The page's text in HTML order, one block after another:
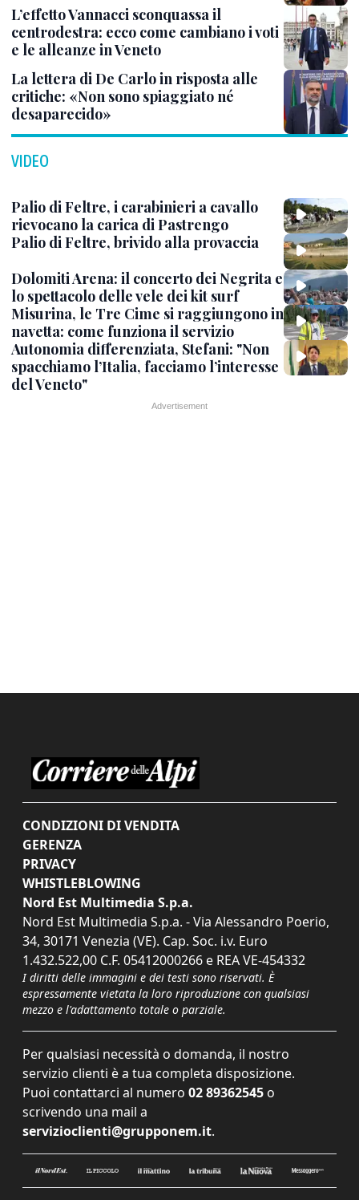
L’effetto Vannacci sconquassa il
centrodestra: ecco come cambiano i voti
e le alleanze in Veneto
La lettera di De Carlo in risposta alle
critiche: «Non sono spiaggiato né
desaparecido»
VIDEO
Palio di Feltre, i carabinieri a cavallo
rievocano la carica di Pastrengo
Palio di Feltre, brivido alla provaccia
Dolomiti Arena: il concerto dei Negrita e
lo spettacolo delle vele dei kit surf
Misurina, le Tre Cime si raggiungono in
navetta: come funziona il servizio
Autonomia differenziata, Stefani: "Non
spacchiamo l’Italia, facciamo l’interesse
del Veneto"
CONDIZIONI DI VENDITA
GERENZA
PRIVACY
WHISTLEBLOWING
Nord Est Multimedia S.p.a.
Nord Est Multimedia S.p.a. - Via Alessandro Poerio,
34, 30171 Venezia (VE). Cap. Soc. i.v. Euro
1.432.522,00 C.F. 05412000266 e REA VE-454332
I diritti delle immagini e dei testi sono riservati. È
espressamente vietata la loro riproduzione con qualsiasi
mezzo e l'adattamento totale o parziale.
Per qualsiasi necessità o domanda, il nostro
servizio clienti è a tua completa disposizione.
Puoi contattarci al numero 02 89362545 o
scrivendo una mail a
servizioclienti@grupponem.it.